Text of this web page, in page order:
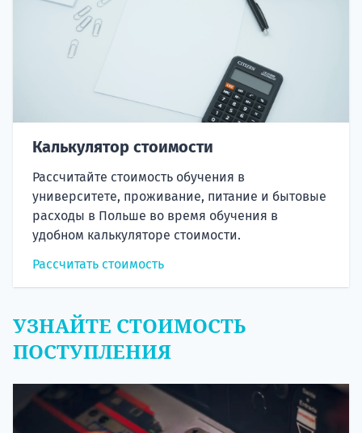
Калькулятор стоимости
Рассчитайте стоимость обучения в
университете, проживание, питание и бытовые
расходы в Польше во время обучения в
удобном калькуляторе стоимости.
Рассчитать стоимость
УЗНАЙТЕ СТОИМОСТЬ
ПОСТУПЛЕНИЯ